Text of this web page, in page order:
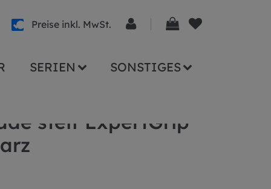
Preise inkl. MwSt.
SERIEN SONSTIGES
steif ExpertGrip